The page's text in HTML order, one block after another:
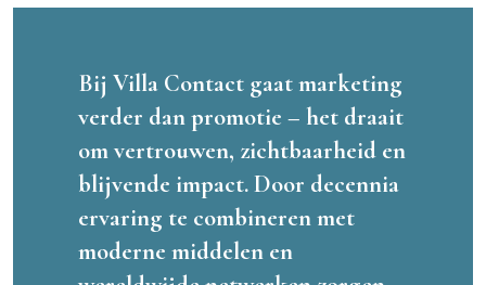
Bij Villa Contact gaat marketing
verder dan promotie – het draait
om vertrouwen, zichtbaarheid en
blijvende impact. Door decennia
ervaring te combineren met
moderne middelen en